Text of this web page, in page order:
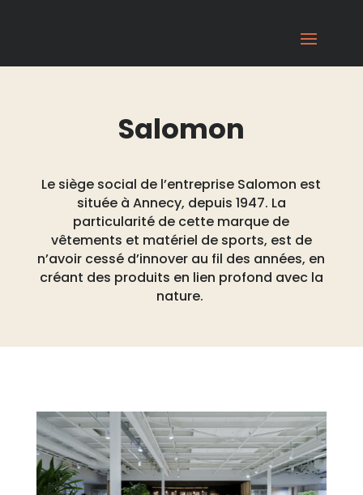
Salomon
Le siège social de l’entreprise Salomon est
situéeà Annecy, depuis 1947. La
particularité de cette marque de
vêtements et matériel de sports, est de
n’avoir cessé d’innover au fil des années, en
créant des produits en lien profond avec la
nature.